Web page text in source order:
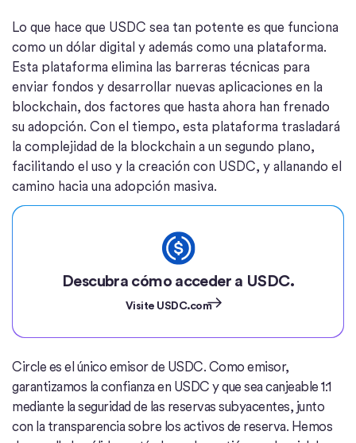
Lo que hace que USDC sea tan potente es que funciona
como un dólar digital y además como una plataforma.
Esta plataforma elimina las barreras técnicas para
enviar fondos y desarrollar nuevas aplicaciones en la
blockchain, dos factores que hasta ahora han frenado
su adopción. Con el tiempo, esta plataforma trasladará
la complejidad de la blockchain a un segundo plano,
facilitando el uso y la creación con USDC, y allanando el
camino hacia una adopción masiva.
Descubra cómo acceder a USDC.
Visite USDC.com
Circle es el único emisor de USDC. Como emisor,
garantizamos la confianza en USDC y que sea canjeable 1:1
mediante la seguridad de las reservas subyacentes, junto
con la transparencia sobre los activos de reserva. Hemos